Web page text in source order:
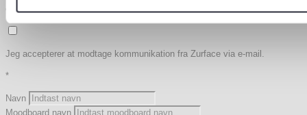
eller ved at kontakte os.Læs merei vores privatlivspolitik.*
Jeg accepterer at modtage kommunikation fra Zurface via e-mail.
*
Navn
Moodboard navn